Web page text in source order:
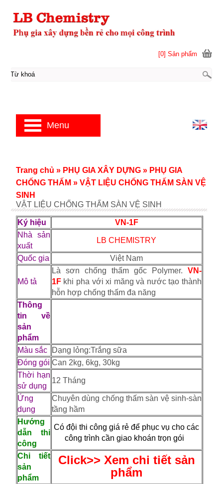
VẬT LIỆU CHỐNG THẤM SÀN VỆ SINH
Ký hiệu
VN-1F
Nhà sản
xuất
LB CHEMISTRY
Quốc gia Việt Nam
Mô tả
Là sơn chống thấm gốc Polymer. VN-
1Fkhi pha với xi măng và nước tạo thành
hỗn hợp chống thấm đa năng
Thông
tin về
sản
phẩm
Màu sắc
Dạng lỏng:Trắng sữa
Đóng gói Can 2kg, 6kg, 30kg
Thời hạn
sử dụng
12 Tháng
Ứng
dụng
Chuyên dùng chống thấm sàn vệ sinh-sàn
tầng hầm
Hướng
dẫn thi
công
Có đội thi công giá rẻ để phục vụ cho các
công trình cần giao khoán trọn gói
Chi tiết
sản
phẩm
Click>> Xem chi tiết sản
phẩm
Trang chủ » PHỤ GIA XÂY DỰNG » PHỤ GIA
CHỐNG THẤM » VẬT LIỆU CHỐNG THẤM SÀN VỆ
SINH
[0] Sản phẩm
Menu